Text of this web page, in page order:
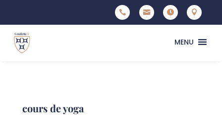




MENU
cours de yoga